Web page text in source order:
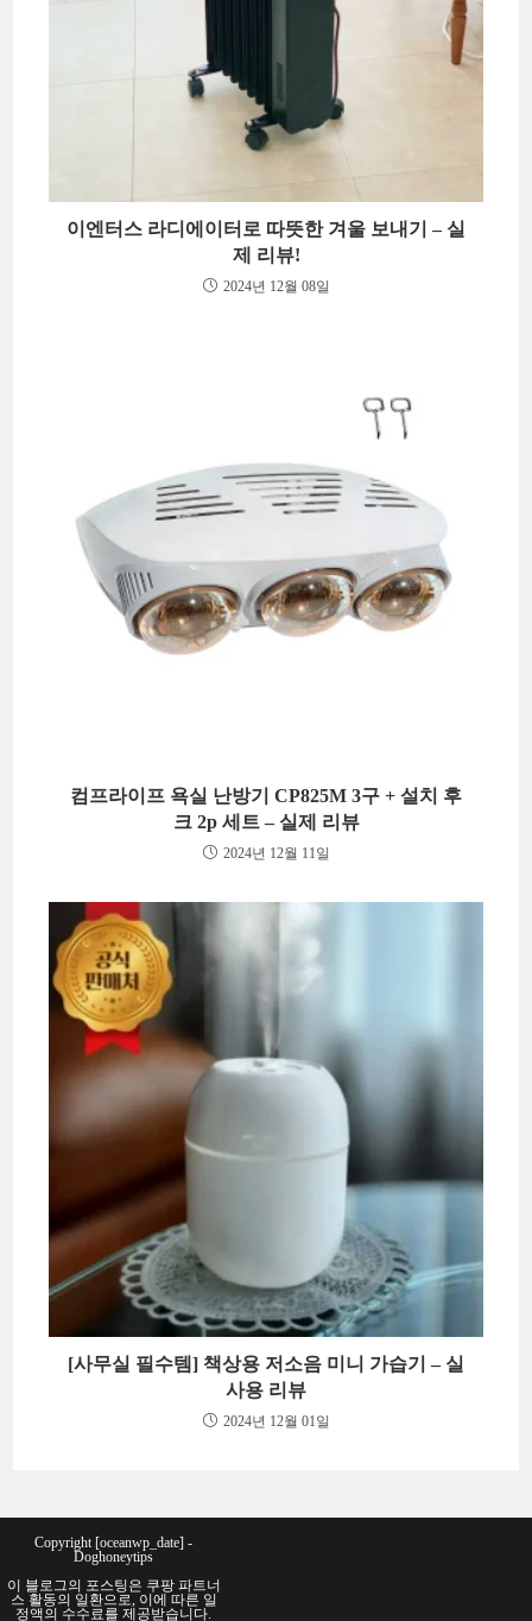
이엔터스 라디에이터로 따뜻한 겨울 보내기 – 실
제 리뷰!
2024년 12월 08일
컴프라이프 욕실 난방기 CP825M 3구 + 설치 후
크 2p 세트 – 실제 리뷰
2024년 12월 11일
[사무실 필수템] 책상용 저소음 미니 가습기 – 실
사용 리뷰
2024년 12월 01일
Copyright [oceanwp_date] -
Doghoneytips
이 블로그의 포스팅은 쿠팡 파트너
스 활동의 일환으로, 이에 따른 일
정액의 수수료를 제공받습니다.